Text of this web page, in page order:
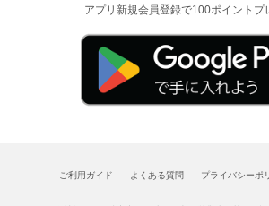
アプリ新規会員登録で100ポイントプ
ご利用ガイド よくある質問 プライバシーポ